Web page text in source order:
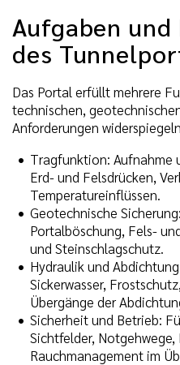
Aufgaben
des
Das Portal erfüllt mehrere
technischen,
Anforderungen
Tragfunktion: Aufnahme
Erd- und Felsdrücken,
Temperatureinflüssen.
Geotechnische
Portalböschung, Fels-
und Steinschlagschutz.
Hydraulik und
Sickerwasser,
Übergänge der
Sicherheit und Betrieb:
Sichtfelder, Notgehwege,
Rauchmanagement im